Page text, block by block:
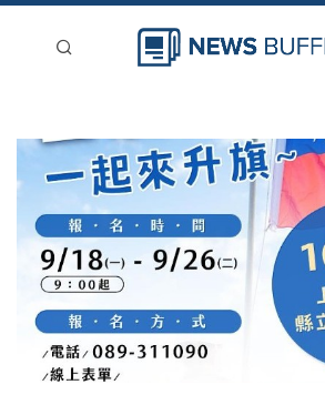
新聞稿分類
登入
刊登